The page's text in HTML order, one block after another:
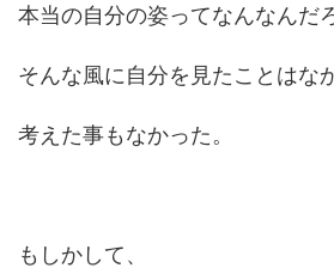
本当の自分の姿ってなんなんだ
そんな風に自分を見たことはな
考えた事もなかった。
もしかして、